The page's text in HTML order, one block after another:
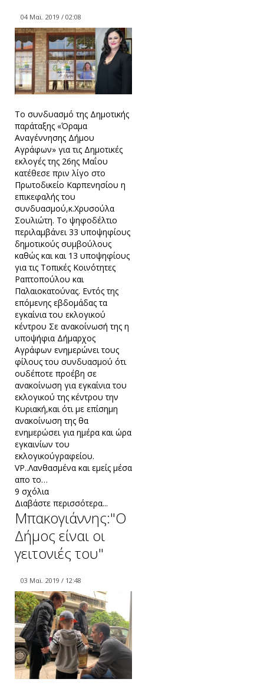
04 Μαϊ. 2019 / 02:08
Το συνδυασμό της Δημοτικής
παράταξης «Όραμα
Αναγέννησης Δήμου
Αγράφων» για τις Δημοτικές
εκλογές της 26ης Μαΐου
κατέθεσε πριν λίγο στο
Πρωτοδικείο Καρπενησίου η
επικεφαλής του
συνδυασμού,κ.Χρυσούλα
Σουλιώτη. Το ψηφοδέλτιο
περιλαμβάνει 33 υποψηφίους
δημοτικούς συμβούλους
καθώς και και 13 υποψηφίους
για τις Τοπικές Κοινότητες
Ραπτοπούλου και
Παλαιοκατούνας. Εντός της
επόμενης εβδομάδας τα
εγκαίνια του εκλογικού
κέντρου Σε ανακοίνωσή της η
υποψήφια Δήμαρχος
Αγράφων ενημερώνει τους
φίλους του συνδυασμού ότι
ουδέποτε προέβη σε
ανακοίνωση για εγκαίνια του
εκλογικού της κέντρου την
Κυριακή,και ότι με επίσημη
ανακοίνωση της θα
ενημερώσει για ημέρα και ώρα
εγκαινίων του
εκλογικούγραφείου.
VP..Λανθασμένα και εμείς μέσα
απο το…
9 σχόλια
Διαβάστε περισσότερα...
Μπακογιάννης:"Ο
Δήμος είναι οι
γειτονιές του"
03 Μαϊ. 2019 / 12:48